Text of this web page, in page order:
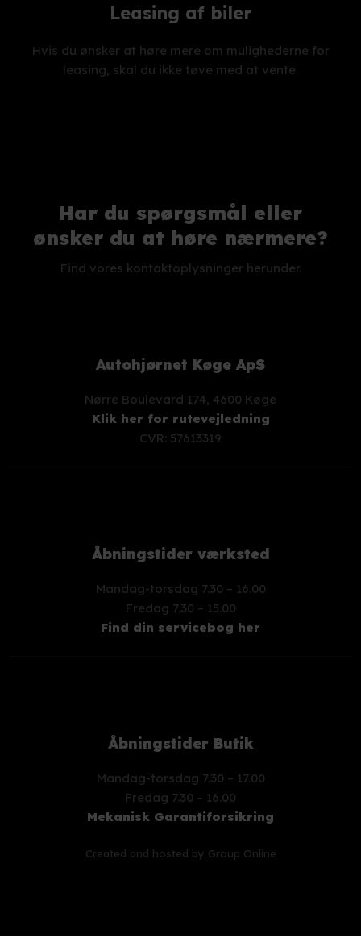
Leasing af biler
Hvis du ønsker at høre mere om mulighederne for
leasing, skal du ikke tøve med at vente.
Har du spørgsmål eller
​ønsker du at høre nærmere?
Find vores kontaktoplysninger herunder.
Autohjørnet Køge ApS
Nørre Boulevard 174, 4600 Køge
Klik her for rutevejledning
CVR: 57613319
Åbningstider værksted
Mandag-torsdag 7.30 – 16.00
​Fredag 7.30 – 15.00
Find din servicebog her
Åbningstider Butik
Mandag-torsdag 7.30 – 17.00
​Fredag 7.30 – 16.00
Mekanisk Garantiforsikring
Created and hosted by Group Online